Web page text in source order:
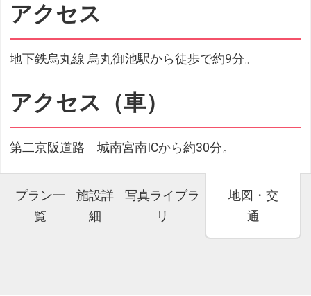
アクセス
地下鉄烏丸線 烏丸御池駅から徒歩で約9分。
アクセス（車）
第二京阪道路 城南宮南ICから約30分。
プラン一
覧
施設詳
細
写真ライブラ
リ
地図・交
通